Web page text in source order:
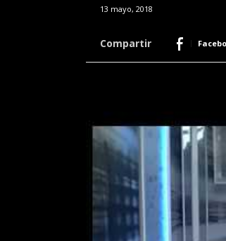
e
r
o
13 mayo, 2018
Compartir